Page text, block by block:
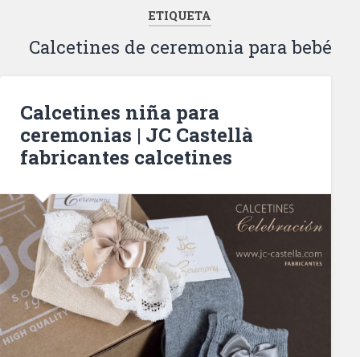
ETIQUETA
Calcetines de ceremonia para bebé
Calcetines niña para
ceremonias | JC Castellà
fabricantes calcetines